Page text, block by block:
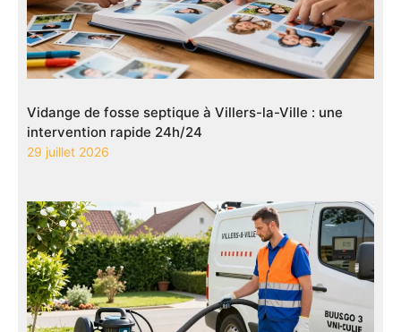
Vidange de fosse septique à Villers-la-Ville : une
intervention rapide 24h/24
29 juillet 2026